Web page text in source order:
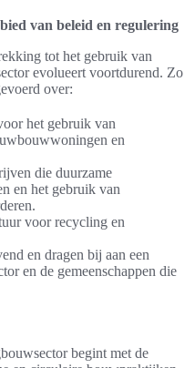
van beleid en regulering
tot het gebruik van
evolueert voortdurend. Zo
over:
het gebruik van
en
die duurzame
en het gebruik van
voor recycling en
en dragen bij aan een
en de gemeenschappen die
begint met de